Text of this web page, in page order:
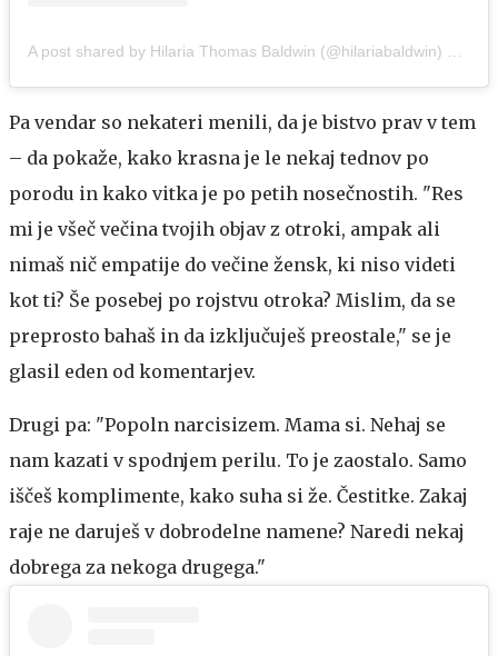
A post shared by Hilaria Thomas Baldwin (@hilariabaldwin)
Pa vendar so nekateri menili, da je bistvo prav v tem
– da pokaže, kako krasna je le nekaj tednov po
porodu in kako vitka je po petih nosečnostih. "Res
mi je všeč večina tvojih objav z otroki, ampak ali
nimaš nič empatije do večine žensk, ki niso videti
kot ti? Še posebej po rojstvu otroka? Mislim, da se
preprosto bahaš in da izključuješ preostale," se je
glasil eden od komentarjev.
Drugi pa: "Popoln narcisizem. Mama si. Nehaj se
nam kazati v spodnjem perilu. To je zaostalo. Samo
iščeš komplimente, kako suha si že. Čestitke. Zakaj
raje ne daruješ v dobrodelne namene? Naredi nekaj
dobrega za nekoga drugega."